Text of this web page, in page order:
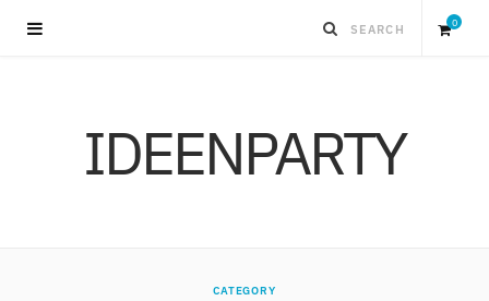
0
IDEENPARTY
CATEGORY